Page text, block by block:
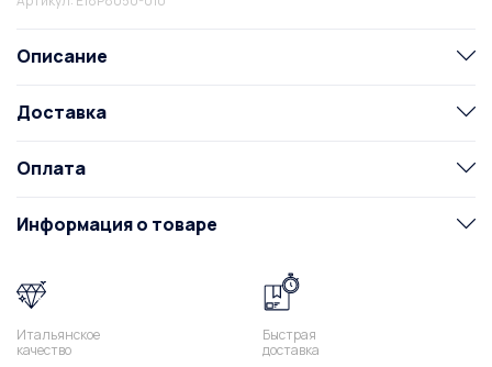
Описание
Доставка
Оплата
Информация о товаре
Итальянское
качество
Быстрая
доставка